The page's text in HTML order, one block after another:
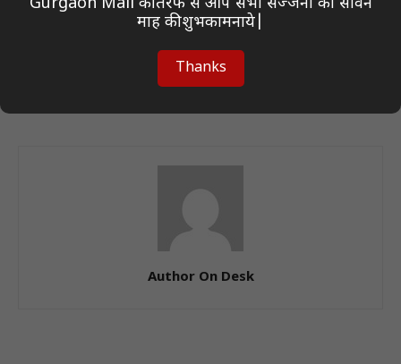
उदयपुर में तीन दिवसीय चिंतन शिविर
जेपी नड्डा आज दिल्ली भाजपा की
चुनावी तैयारियों का लेंगे जायजा, कल
Author On Desk
माह की शुभकामनाये|
Thanks